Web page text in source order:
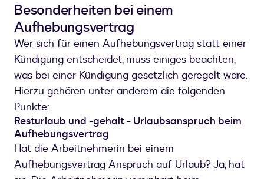
Besonderheiten bei einem
Aufhebungsvertrag
Wer sich für einen Aufhebungsvertrag statt einer
Kündigung entscheidet, muss einiges beachten,
was bei einer Kündigung gesetzlich geregelt wäre.
Hierzu gehören unter anderem die folgenden
Punkte:
Resturlaub und -gehalt - Urlaubsanspruch beim
Aufhebungsvertrag
Hat die Arbeitnehmerin bei einem
Aufhebungsvertrag Anspruch auf Urlaub? Ja, hat